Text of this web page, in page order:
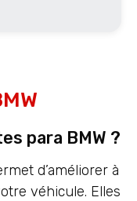
para BMW ?
d’améliorer à
véhicule. Elles